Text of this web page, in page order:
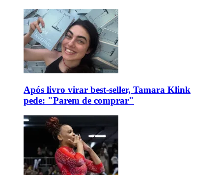
Após livro virar best-seller, Tamara Klink
pede: "Parem de comprar"